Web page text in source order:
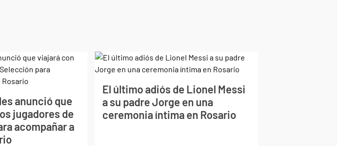
anunció que
jugadores de
acompañar a
El último adiós de Lionel Messi
a su padre Jorge en una
ceremonia íntima en Rosario